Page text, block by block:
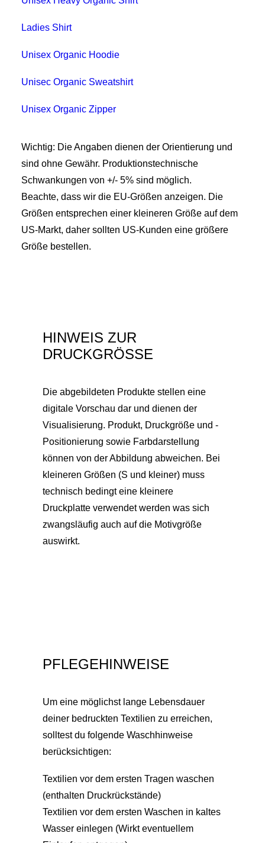
Ladies Shirt
Unisex Organic Hoodie
Unisec Organic Sweatshirt
Unisex Organic Zipper
Wichtig: Die Angaben dienen der Orientierung und
sind ohne Gewähr. Produktionstechnische
Schwankungen von +/- 5% sind möglich.
Beachte, dass wir die EU-Größen anzeigen. Die
Größen entsprechen einer kleineren Größe auf dem
US-Markt, daher sollten US-Kunden eine größere
Größe bestellen.
HINWEIS ZUR
DRUCKGRÖSSE
Die abgebildeten Produkte stellen eine
digitale Vorschau dar und dienen der
Visualisierung. Produkt, Druckgröße und -
Positionierung sowie Farbdarstellung
können von der Abbildung abweichen. Bei
kleineren Größen (S und kleiner) muss
technisch bedingt eine kleinere
Druckplatte verwendet werden was sich
zwangsläufig auch auf die Motivgröße
auswirkt.
PFLEGEHINWEISE
Um eine möglichst lange Lebensdauer
deiner bedruckten Textilien zu erreichen,
solltest du folgende Waschhinweise
berücksichtigen:
Textilien vor dem ersten Tragen waschen
(enthalten Druckrückstände)
Textilien vor dem ersten Waschen in kaltes
Wasser einlegen (Wirkt eventuellem